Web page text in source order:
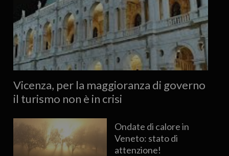
Vicenza, per la maggioranza di governo
il turismo non è in crisi
Ondate di calore in
Veneto: stato di
attenzione!